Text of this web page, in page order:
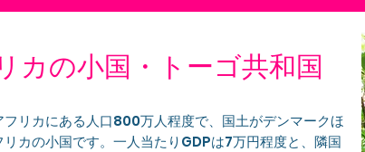
カの小国・トーゴ共和国
フリカにある人口800万人程度で、国土がデンマークほ
リカの小国です。一人当たりGDPは7万円程度と、隣国